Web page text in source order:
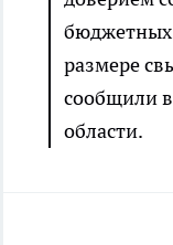
бюджетных
размере
сообщили
области.